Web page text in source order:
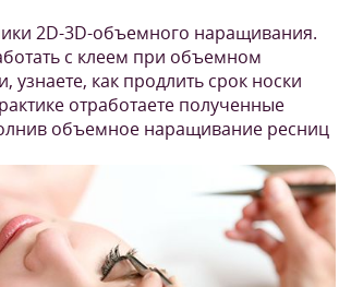
2D-3D-объемного наращивания.
с клеем при объемном
узнаете, как продлить срок носки
отработаете полученные
объемное наращивание ресниц